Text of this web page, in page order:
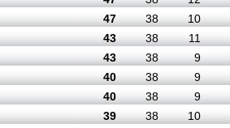
47 38
10
43 38
11
43 38
9
40 38
9
40 38
9
39 38
10